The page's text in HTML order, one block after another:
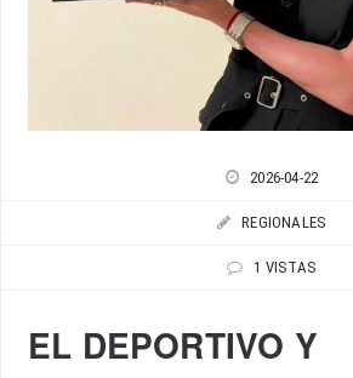
2026-04-22
REGIONALES
1 VISTAS
EL DEPORTIVO Y